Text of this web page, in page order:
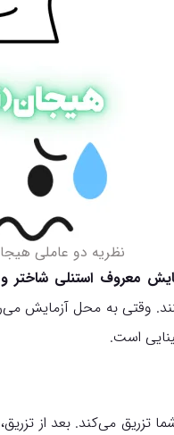
نظریه دو عاملی
معروف استنلی شاختر و
وقتی به محل آزمایش
است.
تزریق می‌کند. بعد از